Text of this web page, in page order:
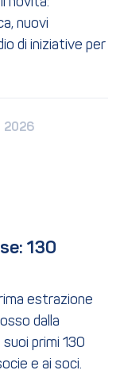
nuovi
di iniziative per
2026
130
estrazione
dalla
primi 130
e ai soci.